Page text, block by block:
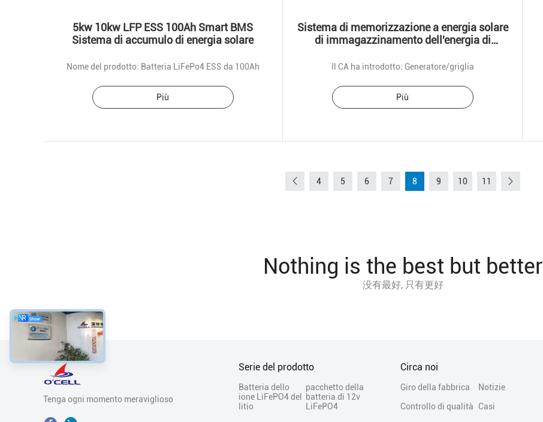
5kw 10kw LFP ESS 100Ah Smart BMS
Sistema di accumulo di energia solare
Nome del prodotto: Batteria LiFePo4 ESS da 100Ah
Più
Sistema di memorizzazione a energia solare
di immagazzinamento dell'energia di
della pila secondaria
Il CA ha introdotto: Generatore/griglia
Più
4 5 6 7 8 9 10 11
Nothing is the best but better
没有最好, 只有更好
Tenga ogni momento meraviglioso
Serie del prodotto
Batteria dello
ione LiFePO4 del
litio
pacchetto della
batteria di 12v
LiFePO4
Circa noi
Giro della fabbrica
Notizie
Controllo di qualità
Casi